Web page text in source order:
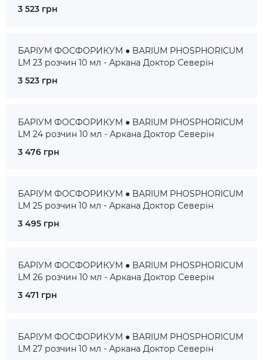
3 523 грн
БАРІУМ ФОСФОРИКУМ ● BARIUM PHOSPHORICUM
LM 23 розчин 10 мл - Аркана Доктор Северін
3 523 грн
БАРІУМ ФОСФОРИКУМ ● BARIUM PHOSPHORICUM
LM 24 розчин 10 мл - Аркана Доктор Северін
3 476 грн
БАРІУМ ФОСФОРИКУМ ● BARIUM PHOSPHORICUM
LM 25 розчин 10 мл - Аркана Доктор Северін
3 495 грн
БАРІУМ ФОСФОРИКУМ ● BARIUM PHOSPHORICUM
LM 26 розчин 10 мл - Аркана Доктор Северін
3 471 грн
БАРІУМ ФОСФОРИКУМ ● BARIUM PHOSPHORICUM
LM 27 розчин 10 мл - Аркана Доктор Северін